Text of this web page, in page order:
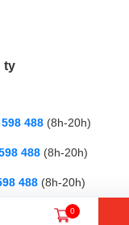
+ 3 digits) ở tần số
3 MΩ (dạng định
RMS hoặc DC
trở nối đất (Earth
Ω → 20,00 kΩ
Ω → 0,01 kΩ
% + 3 digits)
ty
488 (8h-20h)
488 (8h-20h)
488 (8h-20h)
0